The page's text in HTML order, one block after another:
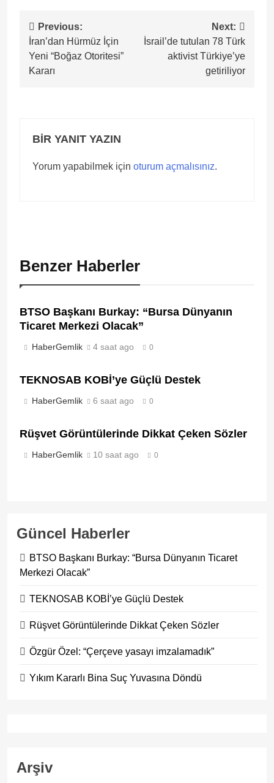
Yazı
gezinmesi
Previous:
İran’dan Hürmüz İçin
Yeni “Boğaz Otoritesi”
Kararı
Next:
İsrail’de tutulan 78 Türk
aktivist Türkiye’ye
getiriliyor
BIR YANIT YAZIN
Yorum yapabilmek için oturum açmalısınız.
Benzer Haberler
BTSO Başkanı Burkay: “Bursa Dünyanın
Ticaret Merkezi Olacak”
HaberGemlik 4 saat ago 0
TEKNOSAB KOBİ’ye Güçlü Destek
HaberGemlik 6 saat ago 0
Rüşvet Görüntülerinde Dikkat Çeken Sözler
HaberGemlik 10 saat ago 0
Güncel Haberler
BTSO Başkanı Burkay: “Bursa Dünyanın Ticaret
Merkezi Olacak”
TEKNOSAB KOBİ’ye Güçlü Destek
Rüşvet Görüntülerinde Dikkat Çeken Sözler
Özgür Özel: “Çerçeve yasayı imzalamadık”
Yıkım Kararlı Bina Suç Yuvasına Döndü
Arşiv